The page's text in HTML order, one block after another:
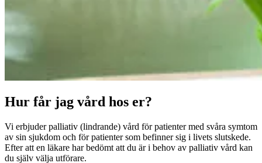
Hur får jag vård hos er?
Vi erbjuder palliativ (lindrande) vård för patienter med svåra symtom
av sin sjukdom och för patienter som befinner sig i livets slutskede.
Efter att en läkare har bedömt att du är i behov av palliativ vård kan
du själv välja utförare.